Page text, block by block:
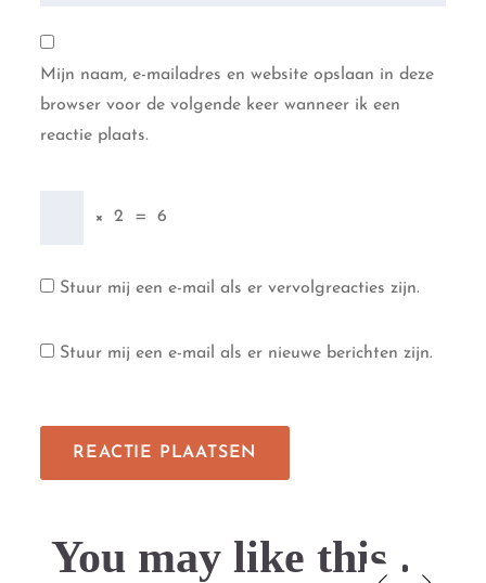
Mijn naam, e-mailadres en website opslaan in deze
browser voor de volgende keer wanneer ik een
reactie plaats.
× 2 = 6
Stuur mij een e-mail als er vervolgreacties zijn.
Stuur mij een e-mail als er nieuwe berichten zijn.
You may like this....